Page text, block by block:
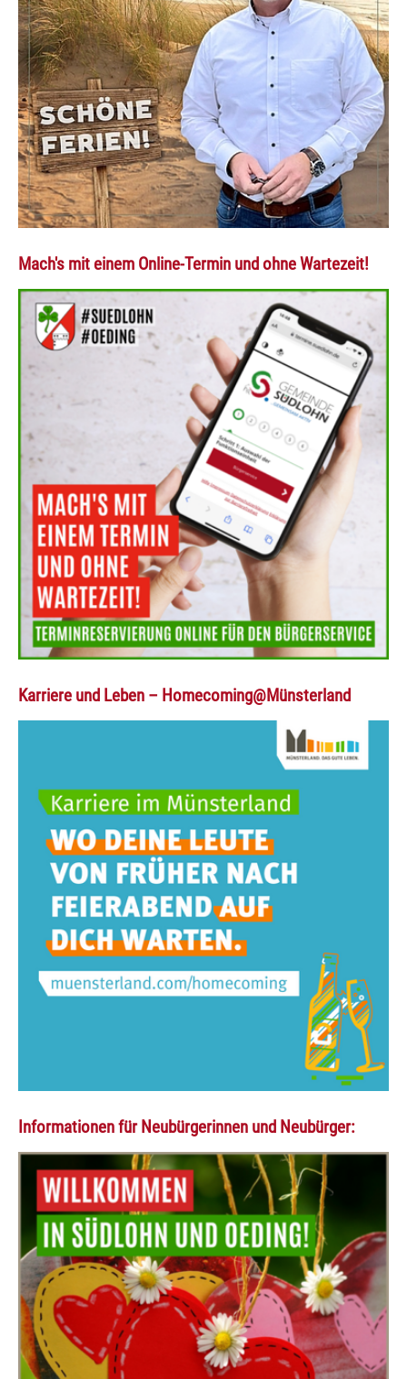
Mach's mit einem Online-Termin und ohne Wartezeit!
Karriere und Leben – Homecoming@Münsterland
Informationen für Neubürgerinnen und Neubürger: